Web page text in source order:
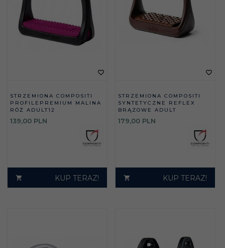
STRZEMIONA COMPOSITI
PROFILEPREMIUM MALINA
RÓŻ ADULT12
139,00 PLN
KUP TERAZ!
STRZEMIONA COMPOSITI
SYNTETYCZNE REFLEX
BRĄZOWE ADULT
179,00 PLN
KUP TERAZ!